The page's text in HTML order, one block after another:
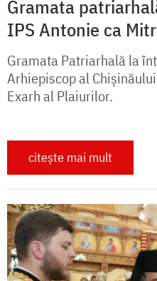
Gramata
IPS Antonie ca
Gramata Patriarhală la
Arhiepiscop al
Exarh al Plaiurilor.
citește mai mult